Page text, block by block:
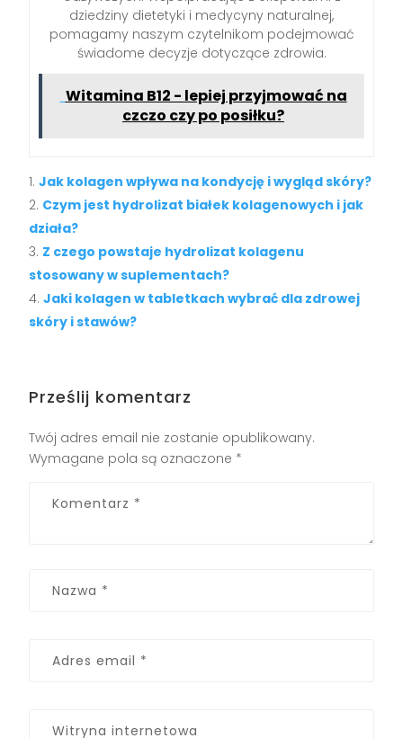
dziedziny dietetyki i medycyny naturalnej,
pomagamy naszym czytelnikom podejmować
świadome decyzje dotyczące zdrowia.
Witamina B12 - lepiej przyjmować na
czczo czy po posiłku?
Jak kolagen wpływa na kondycję i wygląd skóry?
Czym jest hydrolizat białek kolagenowych i jak
działa?
Z czego powstaje hydrolizat kolagenu
stosowany w suplementach?
Jaki kolagen w tabletkach wybrać dla zdrowej
skóry i stawów?
Prześlij komentarz
Twój adres email nie zostanie opublikowany.
Wymagane pola są oznaczone *